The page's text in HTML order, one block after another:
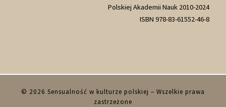
Polskiej Akademii Nauk 2010-2024
ISBN 978-83-61552-46-8
© 2026 Sensualność w kulturze polskiej – Wszelkie prawa
zastrzeżone